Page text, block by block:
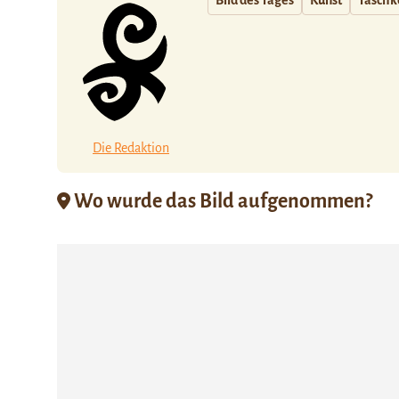
Die Redaktion
Wo wurde das Bild aufgenommen?